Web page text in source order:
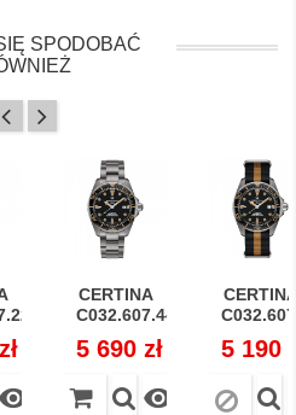
SPODOBAĆ

CERTINA
C032.607.44.051.00...
Cena
5 690 zł

Cena
5 190